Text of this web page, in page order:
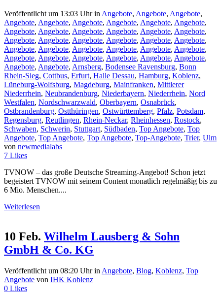
Veröffentlicht um 13:03 Uhrin Angebote, Angebote, Angebote,
Angebote, Angebote, Angebote, Angebote, Angebote, Angebote,
Angebote, Angebote, Angebote, Angebote, Angebote, Angebote,
Angebote, Angebote, Angebote, Angebote, Angebote, Angebote,
Angebote, Angebote, Angebote, Angebote, Angebote, Angebote,
Angebote, Angebote, Angebote, Angebote, Angebote, Angebote,
Angebote, Angebote, Arnsberg, Bodensee Ravensburg, Bonn
Rhein-Sieg, Cottbus, Erfurt, Halle Dessau, Hamburg, Koblenz,
Lüneburg-Wolfsburg, Magdeburg, Mainfranken, Mittlerer
Niederrhein, Neubrandenburg, Niederbayern, Niederrhein, Nord
Westfalen, Nordschwarzwald, Oberbayern, Osnabrück,
Ostbrandenburg, Ostthüringen, Ostwürttemberg, Pfalz, Potsdam,
Regensburg, Reutlingen, Rhein-Neckar, Rheinhessen, Rostock,
Schwaben, Schwerin, Stuttgart, Südbaden, Top Angebote, Top
Angebote, Top Angebote, Top Angebote, Top-Angebote, Trier, Ulm
von newmedialabs
7 Likes
TVNOW – das große Deutsche Streaming-Angebot! Schon jetzt
begeistert TVNOW mit seinem Content monatlich regelmäßig bis zu
6 Mio. Menschen....
Weiterlesen
10 Feb. Wilhelm Lausberg & Sohn
GmbH & Co. KG
Veröffentlicht um 08:20 Uhrin Angebote, Blog, Koblenz, Top
Angebote von IHK Koblenz
0 Likes